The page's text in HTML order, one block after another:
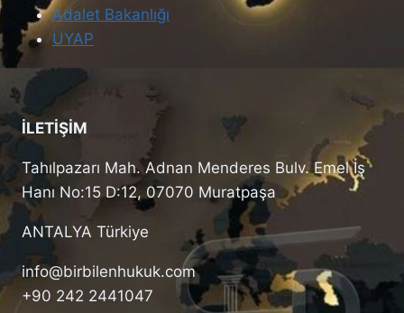
Adalet Bakanlığı
UYAP
İLETİŞİM
Tahılpazarı Mah. Adnan Menderes Bulv. Emel İş
Hanı No:15 D:12, 07070 Muratpaşa
ANTALYA Türkiye
info@birbilenhukuk.com
+90 242 2441047